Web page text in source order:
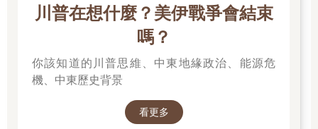
川普在想什麼？美伊戰爭會結束
嗎？
你該知道的川普思維、中東地緣政治、能源危
機、中東歷史背景
看更多